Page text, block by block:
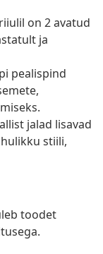
on 2 avatud
ja
pealispind
jalad lisavad
stiili,
toodet